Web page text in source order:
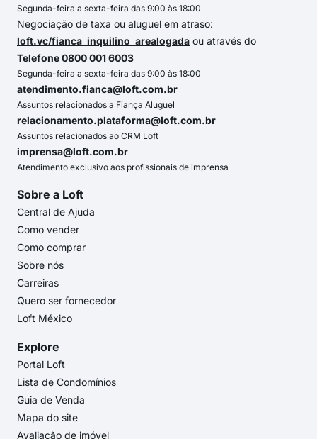
Segunda-feira a sexta-feira das 9:00 às 18:00
Negociação de taxa ou aluguel em atraso:
loft.vc/fianca_inquilino_arealogada ou através do
Telefone 0800 001 6003
Segunda-feira a sexta-feira das 9:00 às 18:00
atendimento.fianca@loft.com.br
Assuntos relacionados a Fiança Aluguel
relacionamento.plataforma@loft.com.br
Assuntos relacionados ao CRM Loft
imprensa@loft.com.br
Atendimento exclusivo aos profissionais de imprensa
Sobre a Loft
Central de Ajuda
Como vender
Como comprar
Sobre nós
Carreiras
Quero ser fornecedor
Loft México
Explore
Portal Loft
Lista de Condomínios
Guia de Venda
Mapa do site
Avaliação de imóvel